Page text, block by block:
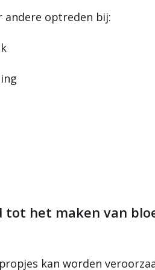
optreden bij:
tot het maken van
kan worden